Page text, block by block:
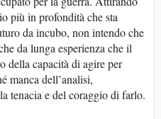
più in profondità che sta
da incubo, non intendo che
da lunga esperienza che il
della capacità di agire per
manca dell’analisi,
tenacia e del coraggio di farlo.